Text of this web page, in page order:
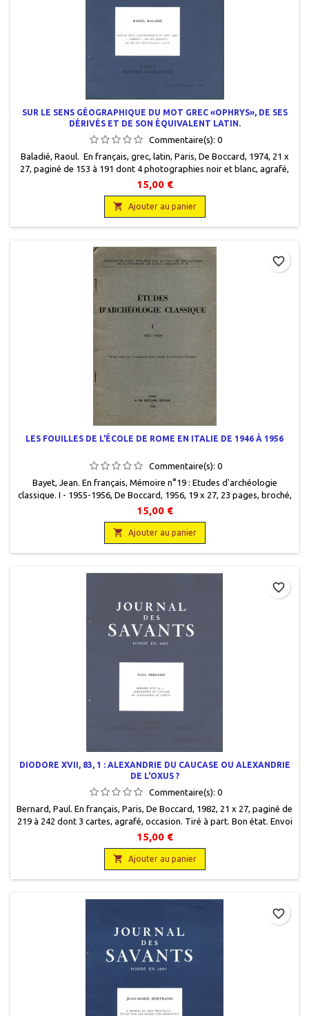
SUR LE SENS GÉOGRAPHIQUE DU MOT GREC «OPHRYS», DE SES
DÉRIVÉS ET DE SON ÉQUIVALENT LATIN.
Commentaire(s): 0
Baladié, Raoul. En français, grec, latin, Paris, De Boccard, 1974, 21 x
27, paginé de 153 à 191 dont 4 photographies noir et blanc, agrafé,
occasion. Tiré à part. Bon état.
15,00 €
 Ajouter au panier
LES FOUILLES DE L'ÉCOLE DE ROME EN ITALIE DE 1946 À 1956
Commentaire(s): 0
Bayet, Jean. En français, Mémoire n°19 : Etudes d'archéologie
classique. I - 1955-1956, De Boccard, 1956, 19 x 27, 23 pages, broché,
occasion. Tiré à part. Bon état.
15,00 €
 Ajouter au panier
favorite_border
DIODORE XVII, 83, 1 : ALEXANDRIE DU CAUCASE OU ALEXANDRIE
DE L'OXUS ?
Commentaire(s): 0
Bernard, Paul. En français, Paris, De Boccard, 1982, 21 x 27, paginé de
219 à 242 dont 3 cartes, agrafé, occasion. Tiré à part. Bon état. Envoi
de l'auteur à Jean Schérer.
15,00 €
 Ajouter au panier
favorite_border
favorite_border